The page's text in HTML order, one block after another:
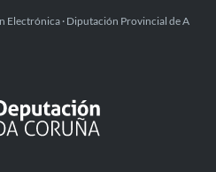
· Diputación Provincial de A